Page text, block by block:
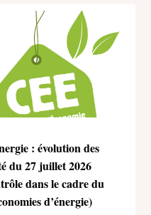
: évolution des
du 27 juillet 2026
dans le cadre du
d’énergie)